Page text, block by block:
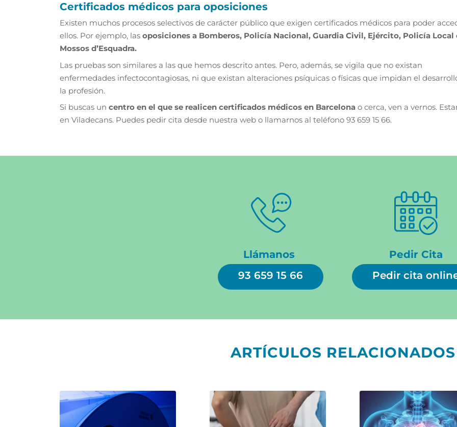
Certificados médicos para oposiciones
Existen muchos procesos selectivos de carácter público que exigen certificados médicos para poder
ellos. Por ejemplo, lasoposiciones a Bomberos, Policía Nacional, Guardia Civil, Ejército, Policía Local
Mossos d’Esquadra.
Las pruebas son similares a las que hemos descrito antes. Pero, además, se vigila que no existan
enfermedades infectocontagiosas, ni que existan alteraciones psíquicas o físicas que impidan el
la profesión.
Si buscas uncentro en el que se realicen certificados médicos en Barcelona o cerca, ven a vernos.
en Viladecans. Puedes pedir cita desde nuestra web o llamarnos al teléfono 93 659 15 66.
Llámanos
93 659 15 66
Pedir Cita
Pedir cita
ARTÍCULOS RELACIONADOS